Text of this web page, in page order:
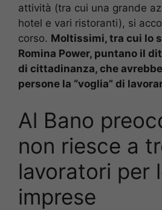
attività (tra cui una grande
hotel e vari ristoranti), si
corso. Moltissimi, tra cui lo
Romina Power, puntano il
di cittadinanza, che
persone la “voglia” di
Al Bano
non riesce a
lavoratori per
imprese